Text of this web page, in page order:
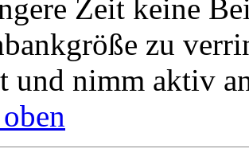
Zeit keine
zu
und nimm aktiv